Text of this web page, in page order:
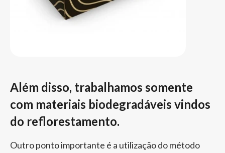
Além disso, trabalhamos somente
com materiais biodegradáveis vindos
do reflorestamento.
Outro ponto importante é a utilização do método